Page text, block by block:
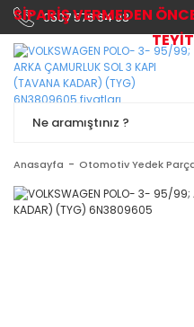
0507 576 64 03
Anasayfa Otomotiv Yedek
SİPARİŞ VERMEDEN